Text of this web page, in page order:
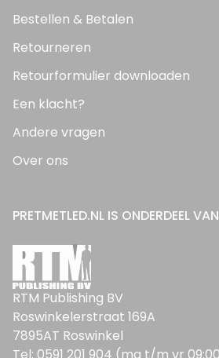
Bestellen & Betalen
Retourneren
Retourformulier downloaden
Een klacht?
Andere vragen
Over ons
PRETMETLED.NL IS ONDERDEEL
RTM Publishing BV
Roswinkelerstraat 169A
7895AT Roswinkel